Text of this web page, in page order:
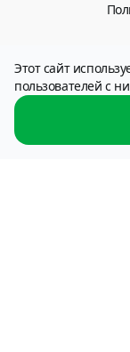
Оператор сервиса:
Услуга по переводу
расчеты» (АО), (г.
Этот сайт
пользователей с